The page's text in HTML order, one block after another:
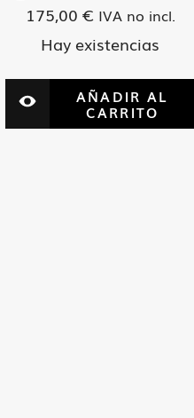
175,00 € IVA no incl.
Hay existencias
AÑADIR AL
CARRITO